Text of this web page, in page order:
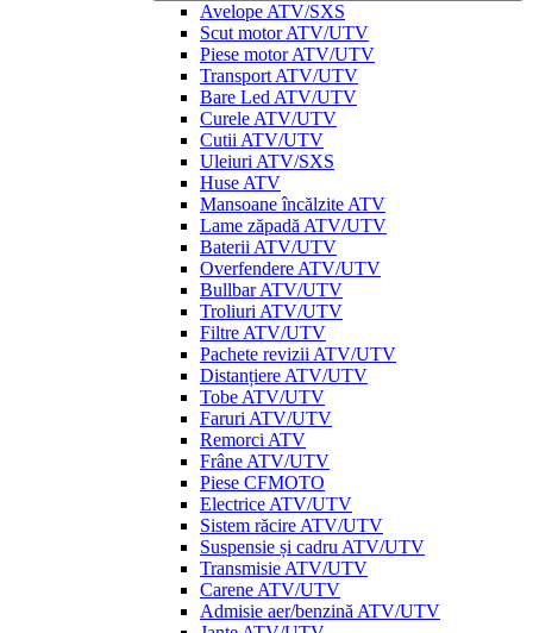
Avelope ATV/SXS
Scut motor ATV/UTV
Piese motor ATV/UTV
Transport ATV/UTV
Bare Led ATV/UTV
Curele ATV/UTV
Cutii ATV/UTV
Uleiuri ATV/SXS
Huse ATV
Mansoane încălzite ATV
Lame zăpadă ATV/UTV
Baterii ATV/UTV
Overfendere ATV/UTV
Bullbar ATV/UTV
Troliuri ATV/UTV
Filtre ATV/UTV
Pachete revizii ATV/UTV
Distanțiere ATV/UTV
Tobe ATV/UTV
Faruri ATV/UTV
Remorci ATV
Frâne ATV/UTV
Piese CFMOTO
Electrice ATV/UTV
Sistem răcire ATV/UTV
Suspensie și cadru ATV/UTV
Transmisie ATV/UTV
Carene ATV/UTV
Admisie aer/benzină ATV/UTV